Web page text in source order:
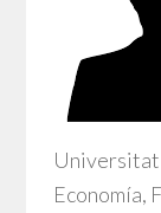
Universitat
Economía,